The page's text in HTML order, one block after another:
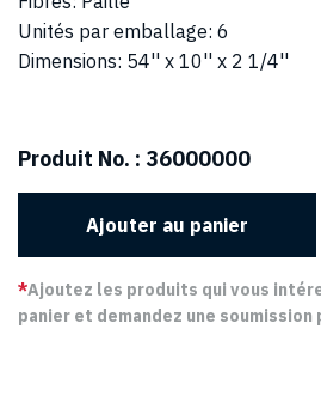
Unités par emballage: 6
Dimensions: 54'' x 10'' x 2 1/4''
Produit No. : 36000000
Ajouter au panier
*Ajoutez les produits qui vous
panier et demandez une soumission